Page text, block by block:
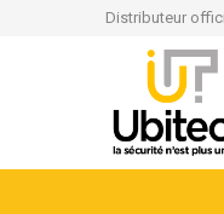
Distributeur